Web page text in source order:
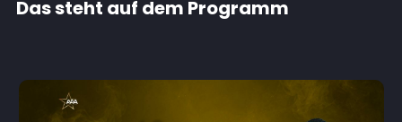
Das steht auf dem Programm